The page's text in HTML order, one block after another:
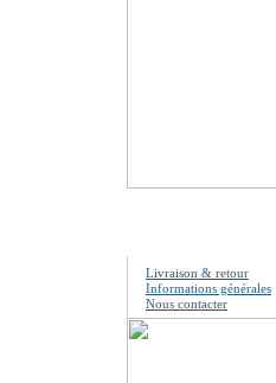
Livraison & retour
Informations générales
Nous contacter